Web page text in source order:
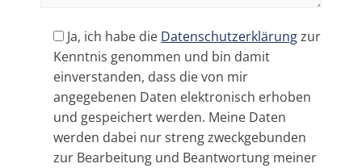
Ja, ich habe die Datenschutzerklärungzur
Kenntnis genommen und bin damit
einverstanden, dass die von mir
angegebenen Daten elektronisch erhoben
und gespeichert werden. Meine Daten
werden dabei nur streng zweckgebunden
zur Bearbeitung und Beantwortung meiner